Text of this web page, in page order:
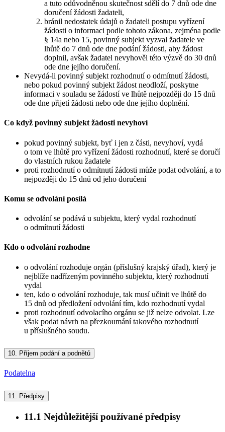
a tuto odůvodněnou skutečnost sdělí do 7 dnů ode dne
doručení žádosti žadateli,
bránil nedostatek údajů o žadateli postupu vyřízení
žádosti o informaci podle tohoto zákona, zejména podle
§ 14a nebo 15, povinný subjekt vyzval žadatele ve
lhůtě do 7 dnů ode dne podání žádosti, aby žádost
doplnil, avšak žadatel nevyhověl této výzvě do 30 dnů
ode dne jejího doručení.
Nevydá-li povinný subjekt rozhodnutí o odmítnutí žádosti,
nebo pokud povinný subjekt žádost neodloží, poskytne
informaci v souladu se žádostí ve lhůtě nejpozději do 15 dnů
ode dne přijetí žádosti nebo ode dne jejího doplnění.
Co když povinný subjekt žádosti nevyhoví
pokud povinný subjekt, byť i jen z části, nevyhoví, vydá
o tom ve lhůtě pro vyřízení žádosti rozhodnutí, které se doručí
do vlastních rukou žadatele
proti rozhodnutí o odmítnutí žádosti může podat odvolání, a to
nejpozději do 15 dnů od jeho doručení
Komu se odvolání posílá
odvolání se podává u subjektu, který vydal rozhodnutí
o odmítnutí žádosti
Kdo o odvolání rozhodne
o odvolání rozhoduje orgán (příslušný krajský úřad), který je
nejblíže nadřízeným povinného subjektu, který rozhodnutí
vydal
ten, kdo o odvolání rozhoduje, tak musí učinit ve lhůtě do
15 dnů od předložení odvolání tím, kdo rozhodnutí vydal
proti rozhodnutí odvolacího orgánu se již nelze odvolat. Lze
však podat návrh na přezkoumání takového rozhodnutí
u příslušného soudu.
10. Příjem podání a podnětů
Podatelna
11. Předpisy
11.1 Nejdůležitější používané předpisy